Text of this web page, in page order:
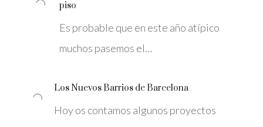
piso
Es probable que en este año atípico
muchos pasemos el…
Los Nuevos Barrios de Barcelona
Hoy os contamos algunos proyectos